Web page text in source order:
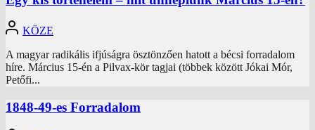
KÖZE
A magyar radikális ifjúságra ösztönzően hatott a bécsi forradalom
híre. Március 15-én a Pilvax-kör tagjai (többek között Jókai Mór,
Petőfi...
1848-49-es Forradalom